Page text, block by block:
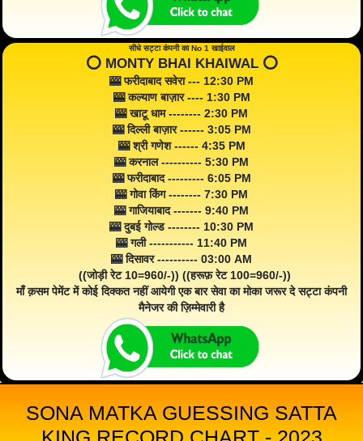
सीधे सट्टा कंपनी का No 1 खाईवाल
⭕️ MONTY BHAI KHAIWAL ⭕️
🎰 फरीदाबाद सवेरा --- 12:30 PM
🎰 कल्याण बाज़ार ---- 1:30 PM
🎰 खाटू धाम -------- 2:30 PM
🎰 दिल्ली बाज़ार ------ 3:05 PM
🎰 श्री गणेश ------ 4:35 PM
🎰 करनाल ---------- 5:30 PM
🎰 फरीदाबाद --------- 6:05 PM
🎰 गोवा किंग -------- 7:30 PM
🎰 गाजियाबाद ------- 9:40 PM
🎰 दुबई गोल्ड -------- 10:30 PM
🎰 गली ----------- 11:40 PM
🎰 दिसावर ---------- 03:00 AM
((जोड़ी रेट 10=960/-)) ((हरूफ़ रेट 100=960/-))
माँ क़सम पेमेंट में कोई दिक्कत नहीं आयेगी एक बार सेवा का मोका जरूर दे सट्टा कंपनी
मैनेजर की ज़िम्मेवारी है
SONA MATKA GUESSING SATTA